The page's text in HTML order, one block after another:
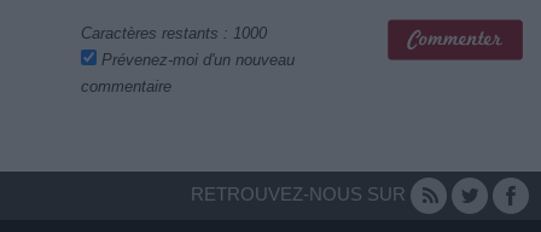
Caractères restants : 1000
Prévenez-moi d'un nouveau
commentaire
RETROUVEZ-NOUS SUR